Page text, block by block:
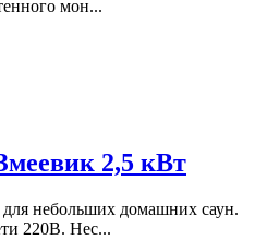
мон...
2,5 кВт
небольших домашних саун.
220В. Нес...